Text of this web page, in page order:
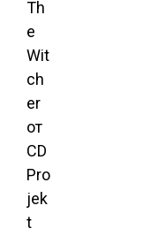
Th
e
Wit
ch
er
от
CD
Pro
jek
t